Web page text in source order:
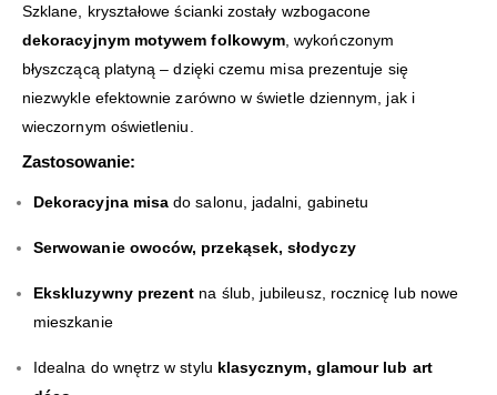
Szklane, kryształowe ścianki zostały wzbogacone
dekoracyjnym motywem folkowym , wykończonym
błyszczącą platyną – dzięki czemu misa prezentuje się
niezwykle efektownie zarówno w świetle dziennym, jak i
wieczornym oświetleniu.
Zastosowanie:
Dekoracyjna misa do salonu, jadalni, gabinetu
Serwowanie owoców, przekąsek, słodyczy
Ekskluzywny prezent na ślub, jubileusz, rocznicę lub nowe
mieszkanie
Idealna do wnętrz w stylu klasycznym, glamour lub art